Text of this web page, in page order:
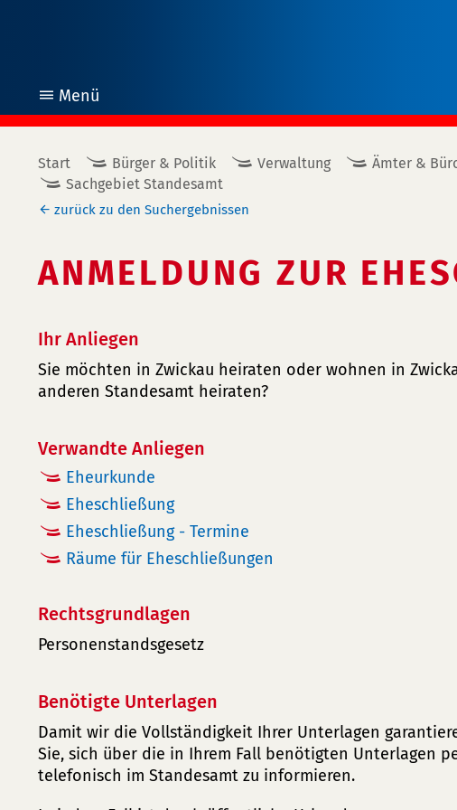
Menü
öffnen
Start Bürger & Politik Verwaltung Ämter &
Sachgebiet Standesamt
zurück zu den Suchergebnissen
ANMELDUNG ZUR
Ihr Anliegen
Sie möchten in Zwickau heiraten oder wohnen in
anderen Standesamt heiraten?
Verwandte Anliegen
Eheurkunde
Eheschließung
Eheschließung - Termine
Räume für Eheschließungen
Rechtsgrundlagen
Personenstandsgesetz
Benötigte Unterlagen
Damit wir die Vollständigkeit Ihrer Unterlagen
Sie, sich über die in Ihrem Fall benötigten Unterlagen
telefonisch im Standesamt zu informieren.